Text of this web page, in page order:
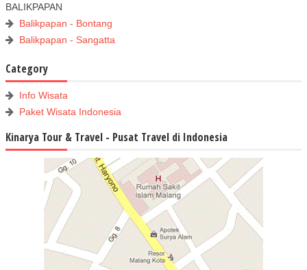
BALIKPAPAN
Balikpapan - Bontang
Balikpapan - Sangatta
Category
Info Wisata
Paket Wisata Indonesia
Kinarya Tour & Travel - Pusat Travel di Indonesia